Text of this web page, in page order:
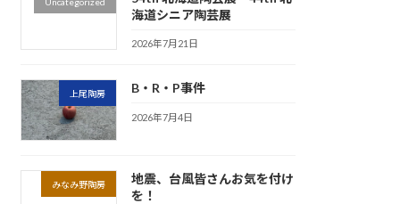
海道シニア陶芸展
2026年7月21日
上尾陶房 B・R・P事件
2026年7月4日
みなみ野陶房
地震、台風皆さんお気を付け
を！